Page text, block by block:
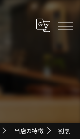
当店の特徴 割烹